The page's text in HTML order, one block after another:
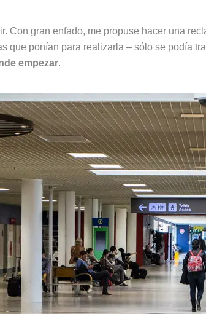
Con gran enfado, me propuse hacer una
que ponían para realizarla – sólo se podía
empezar.